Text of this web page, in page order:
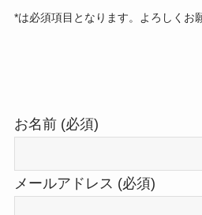
*は必須項目となります。よろしくお
お名前 (必須)
メールアドレス (必須)